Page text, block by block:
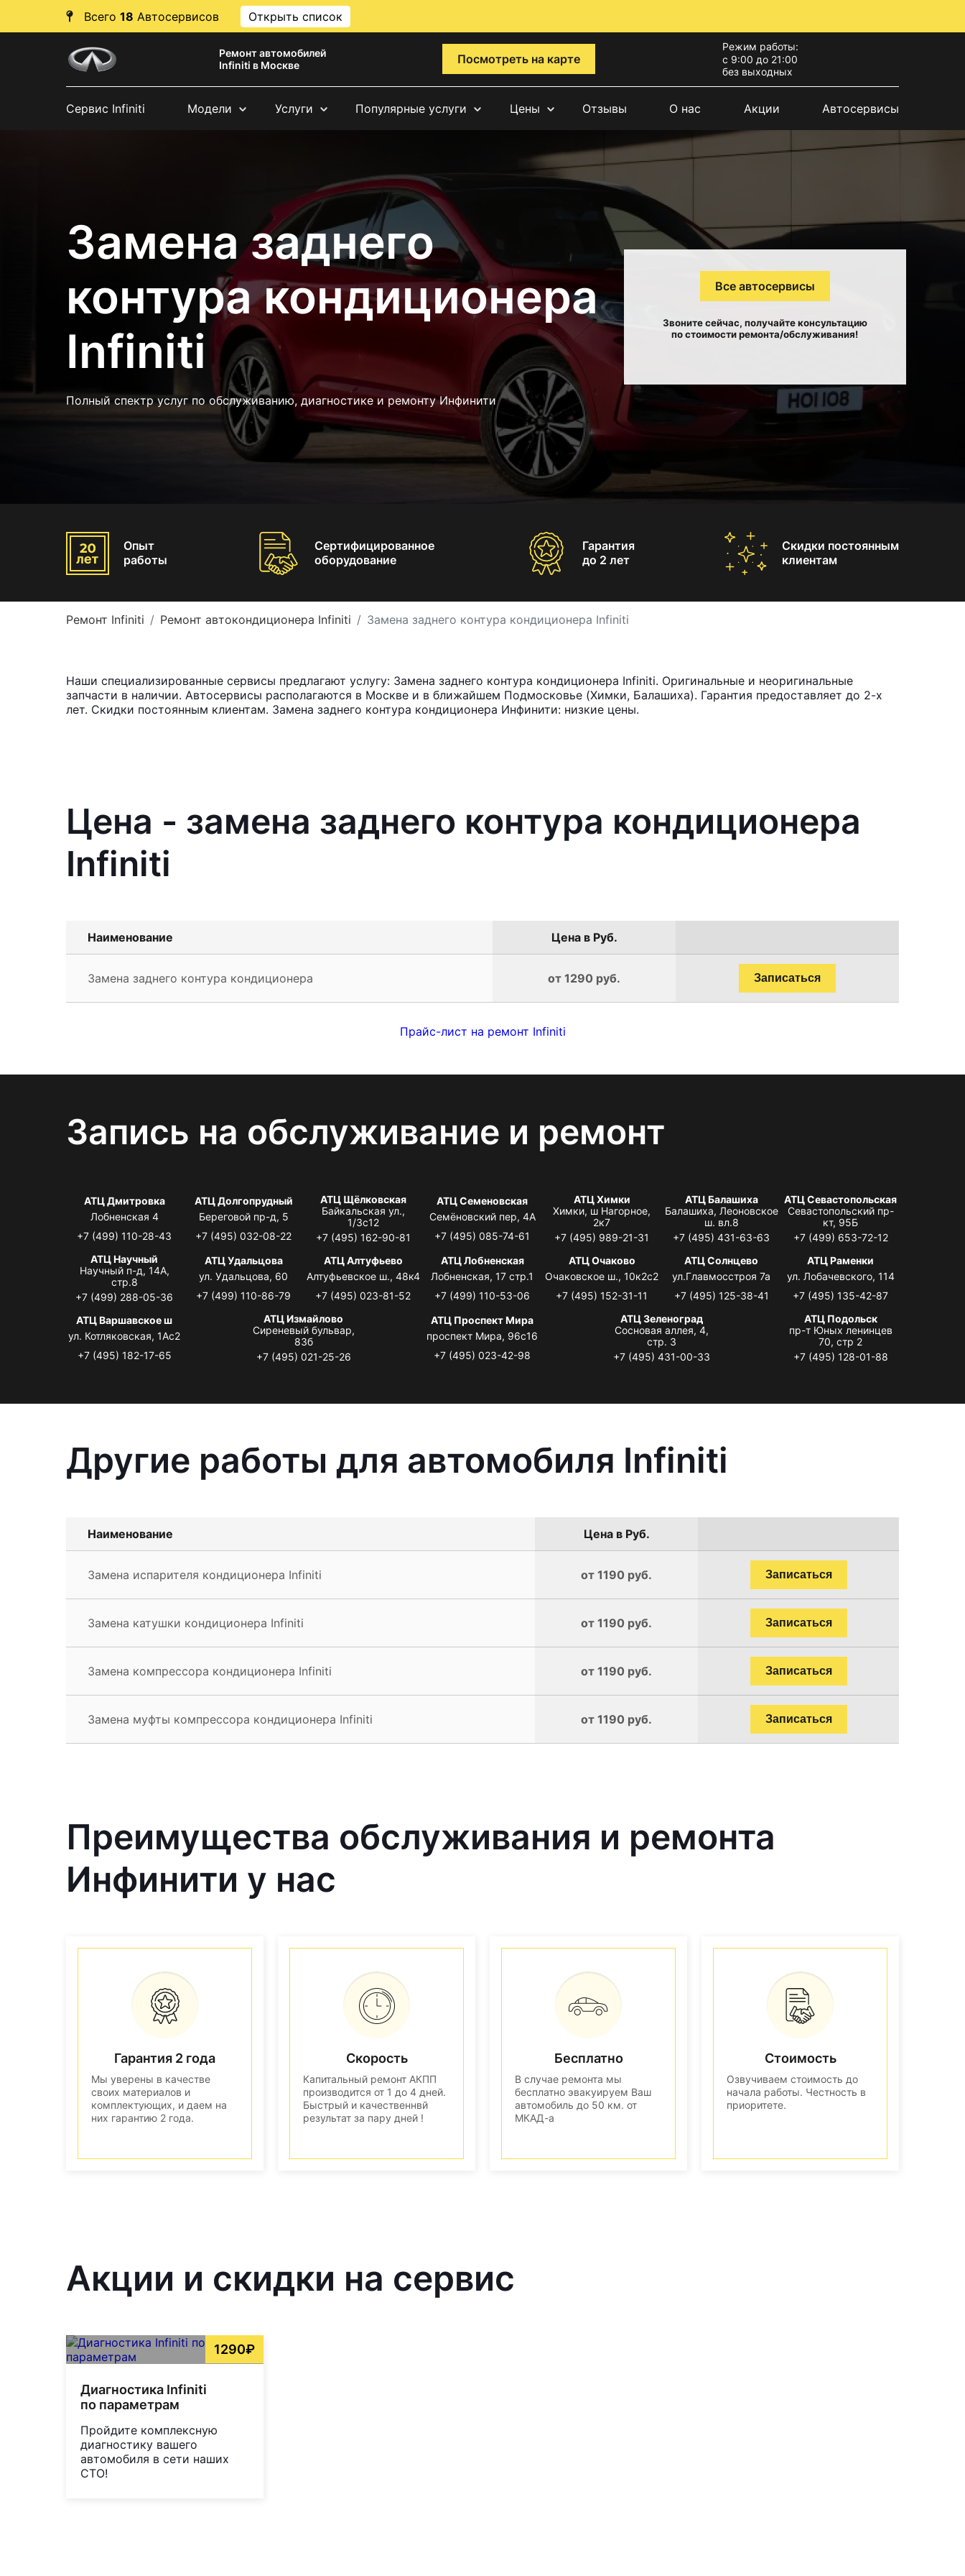
Всего 18 Автосервисов Открыть список
Ремонт автомобилей
Infiniti в Москве
Посмотреть на карте
Режим работы:
с 9:00 до 21:00
без выходных
Сервис Infiniti Модели Услуги Популярные услуги Цены Отзывы О нас Акции Автосервисы
Замена заднего
контура кондиционера
Infiniti
Полный спектр услуг по обслуживанию, диагностике и ремонту Инфинити
Все автосервисы
Звоните сейчас, получайте консультацию
по стоимости ремонта/обслуживания!
Опыт
работы
Сертифицированное
оборудование
Гарантия
до 2 лет
Скидки постоянным
клиентам
Ремонт Infiniti Ремонт автокондиционера Infiniti Замена заднего контура кондиционера Infiniti
Наши специализированные сервисы предлагают услугу: Замена заднего контура кондиционера Infiniti. Оригинальные и неоригинальные
запчасти в наличии. Автосервисы располагаются в Москве и в ближайшем Подмосковье (Химки, Балашиха). Гарантия предоставляет до 2-х
лет. Скидки постоянным клиентам. Замена заднего контура кондиционера Инфинити: низкие цены.
Цена - замена заднего контура кондиционера
Infiniti
Наименование Цена в Руб.
Замена заднего контура кондиционера от 1290 руб. Записаться
Прайс-лист на ремонт Infiniti
Запись на обслуживание и ремонт
АТЦ Дмитровка
Лобненская 4
+7 (499) 110-28-43
АТЦ Долгопрудный
Береговой пр-д, 5
+7 (495) 032-08-22
АТЦ Щёлковская
Байкальская ул.,
1/3с12
+7 (495) 162-90-81
АТЦ Семеновская
Семёновский пер, 4А
+7 (495) 085-74-61
АТЦ Химки
Химки, ш Нагорное,
2к7
+7 (495) 989-21-31
АТЦ Балашиха
Балашиха, Леоновское
ш. вл.8
+7 (495) 431-63-63
АТЦ Севастопольская
Севастопольский пр-
кт, 95Б
+7 (499) 653-72-12
АТЦ Научный
Научный п-д, 14А,
стр.8
+7 (499) 288-05-36
АТЦ Удальцова
ул. Удальцова, 60
+7 (499) 110-86-79
АТЦ Алтуфьево
Алтуфьевское ш., 48к4
+7 (495) 023-81-52
АТЦ Лобненская
Лобненская, 17 стр.1
+7 (499) 110-53-06
АТЦ Очаково
Очаковское ш., 10к2с2
+7 (495) 152-31-11
АТЦ Солнцево
ул.Главмосстроя 7а
+7 (495) 125-38-41
АТЦ Раменки
ул. Лобачевского, 114
+7 (495) 135-42-87
АТЦ Варшавское ш
ул. Котляковская, 1Ас2
+7 (495) 182-17-65
АТЦ Измайлово
Сиреневый бульвар,
83б
+7 (495) 021-25-26
АТЦ Проспект Мира
проспект Мира, 96с16
+7 (495) 023-42-98
АТЦ Зеленоград
Сосновая аллея, 4,
стр. 3
+7 (495) 431-00-33
АТЦ Подольск
пр-т Юных ленинцев
70, стр 2
+7 (495) 128-01-88
Другие работы для автомобиля Infiniti
Наименование Цена в Руб.
Замена испарителя кондиционера Infiniti от 1190 руб. Записаться
Замена катушки кондиционера Infiniti от 1190 руб. Записаться
Замена компрессора кондиционера Infiniti от 1190 руб. Записаться
Замена муфты компрессора кондиционера Infiniti от 1190 руб. Записаться
Преимущества обслуживания и ремонта
Инфинити у нас
Гарантия 2 года
Мы уверены в качестве
своих материалов и
комплектующих, и даем на
них гарантию 2 года.
Скорость
Капитальный ремонт АКПП
производится от 1 до 4 дней.
Быстрый и качественнвй
результат за пару дней !
Бесплатно
В случае ремонта мы
бесплатно эвакуируем Ваш
автомобиль до 50 км. от
МКАД-а
Стоимость
Озвучиваем стоимость до
начала работы. Честность в
приоритете.
Акции и скидки на сервис
1290₽
Диагностика Infiniti
по параметрам
Пройдите комплексную
диагностику вашего
автомобиля в сети наших
СТО!